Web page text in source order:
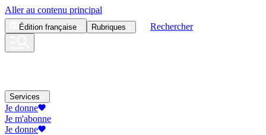
Aller au contenu principal
Édition française Rubriques Rechercher
Services
Je donne
Je m'abonne
Je donne